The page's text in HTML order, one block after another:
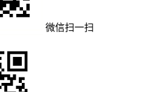
微信扫一扫